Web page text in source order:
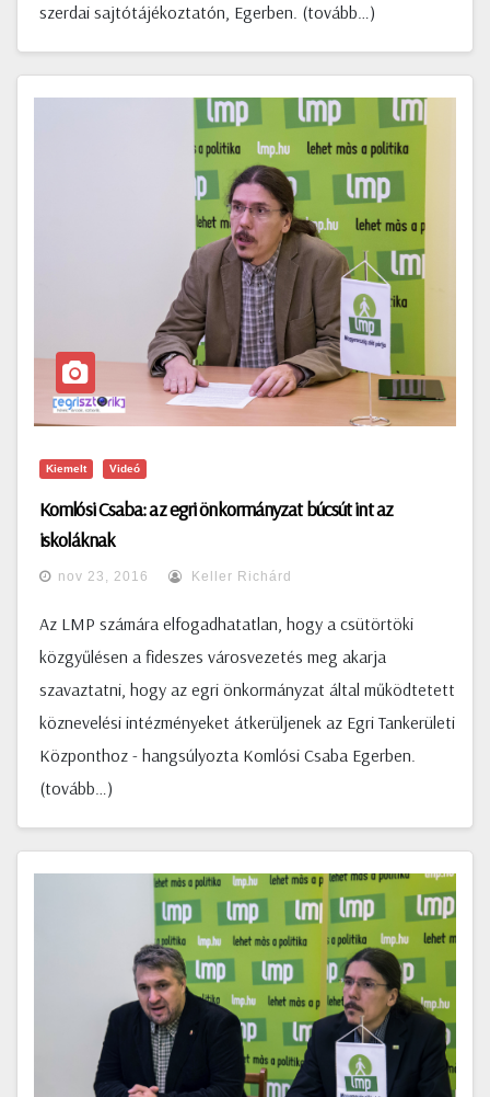
szerdai sajtótájékoztatón, Egerben. (tovább…)
Kiemelt Videó
Komlósi Csaba: az egri önkormányzat búcsút int az
iskoláknak
nov 23, 2016 Keller Richárd
Az LMP számára elfogadhatatlan, hogy a csütörtöki
közgyűlésen a fideszes városvezetés meg akarja
szavaztatni, hogy az egri önkormányzat által működtetett
köznevelési intézményeket átkerüljenek az Egri Tankerületi
Központhoz - hangsúlyozta Komlósi Csaba Egerben.
(tovább…)